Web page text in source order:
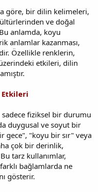
göre, bir dilin kelimeleri,
ve doğal
anlamda, koyu
anlamlar kazanması,
Özellikle renklerin,
etkileri, dilin
Etkileri
fiziksel bir durumu
duygusal ve soyut bir
gece", "koyu bir sır" veya
çok bir derinlik,
tarz kullanımlar,
bağlamlarda ne
gösterir.